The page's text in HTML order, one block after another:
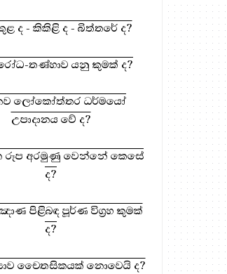
ද - කිකිළි ද - බිත්තරේ ද?
තණ්හාව යනු කුමක් ද?
ලෝකෝත්තර ධර්මයෝ
උපාදානය වේ ද?
රූප අරමුණු වෙන්නේ කෙසේ
ද?
පිළිබඳ පූර්ණ විග්‍රහ කුමක්
ද?
චෛතසිකයක් නොවෙයි ද?